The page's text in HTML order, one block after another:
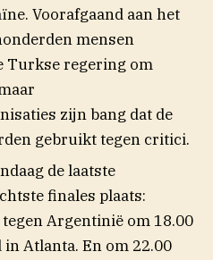
Voorafgaand aan het
mensen
Turkse regering om
zijn bang dat de
gebruikt tegen critici.
de laatste
finales plaats:
Argentinië om 18.00
Atlanta. En om 22.00